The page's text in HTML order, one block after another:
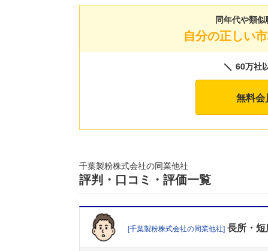
同年代や類
自分の正しい
60万社
無料会
千葉製粉株式会社の同業他社
評判・口コミ・評価一覧
[千葉製粉株式会社の同業他社] 長所・短